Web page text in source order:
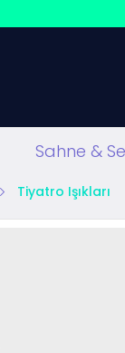
Sahne &
Tiyatro Işıkları